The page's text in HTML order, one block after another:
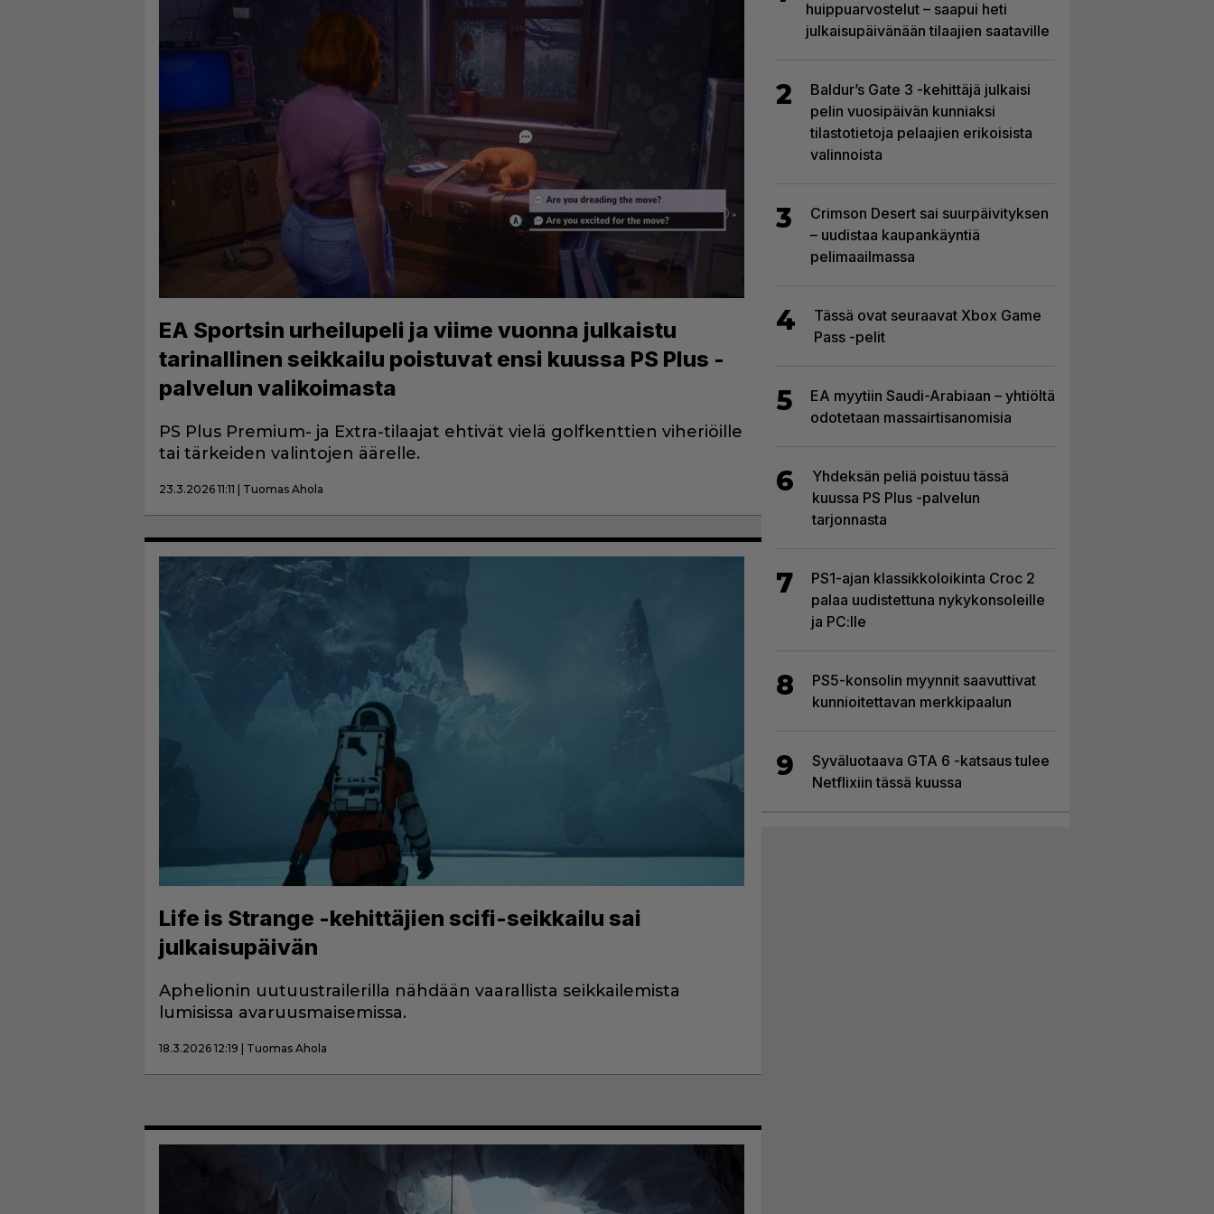
EA Sportsin urheilupeli ja viime vuonna julkaistu
tarinallinen seikkailu poistuvat ensi kuussa PS Plus -
palvelun valikoimasta
PS Plus Premium- ja Extra-tilaajat ehtivät vielä golfkenttien viheriöille
tai tärkeiden valintojen äärelle.
23.3.2026 11:11 | Tuomas Ahola
Life is Strange -kehittäjien scifi-seikkailu sai
julkaisupäivän
Aphelionin uutuustrailerilla nähdään vaarallista seikkailemista
lumisissa avaruusmaisemissa.
18.3.2026 12:19 | Tuomas Ahola
huippuarvostelut – saapui heti
julkaisupäivänään tilaajien saataville
2
Baldur’s Gate 3 -kehittäjä julkaisi
pelin vuosipäivän kunniaksi
tilastotietoja pelaajien erikoisista
valinnoista
3
Crimson Desert sai suurpäivityksen
– uudistaa kaupankäyntiä
pelimaailmassa
4
Tässä ovat seuraavat Xbox Game
Pass -pelit
5
EA myytiin Saudi-Arabiaan – yhtiöltä
odotetaan massairtisanomisia
6
Yhdeksän peliä poistuu tässä
kuussa PS Plus -palvelun
tarjonnasta
7
PS1-ajan klassikkoloikinta Croc 2
palaa uudistettuna nykykonsoleille
ja PC:lle
8
PS5-konsolin myynnit saavuttivat
kunnioitettavan merkkipaalun
9
Syväluotaava GTA 6 -katsaus tulee
Netflixiin tässä kuussa